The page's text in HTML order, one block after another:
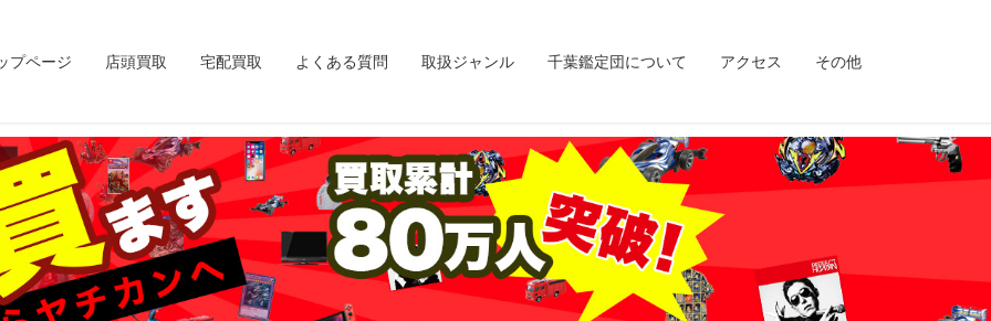
プページ 店頭買取 宅配買取 よくある質問 取扱ジャンル 千葉鑑定団について アクセス その他